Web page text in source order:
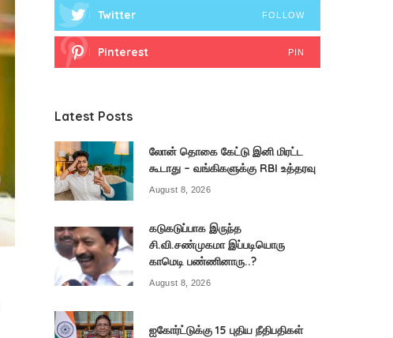
Twitter FOLLOW
Pinterest PIN
Latest Posts
லோன் தொகை கேட்டு இனி மிரட்ட
கூடாது – வங்கிகளுக்கு RBI உத்தரவு
August 8, 2026
கடுகடுப்பாக இருந்த
சி.வி.சண்முகமா இப்படியொரு
காமெடி பண்ணினாரு..?
August 8, 2026
ஐகோர்ட்டுக்கு 15 புதிய நீதிபதிகள்